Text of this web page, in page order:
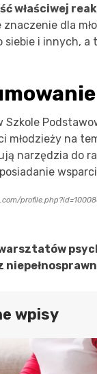
właściwej
dla
siebie i innych, a
Szkole
młodzieży na
narzędzia do
warsztatów
wpisy